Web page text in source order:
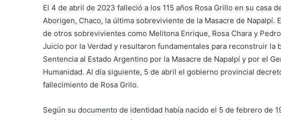
El 4 de abril de 2023 falleció a los 115 años Rosa Grillo en su casa
Aborigen, Chaco, la última sobreviviente de la Masacre de Napalpí.
de otros sobrevivientes como Melitona Enrique, Rosa Chara y
Juicio por la Verdad y resultaron fundamentales para reconstruir la
Sentencia al Estado Argentino por la Masacre de Napalpí y por el
Humanidad. Al día siguiente, 5 de abril el gobierno provincial
fallecimiento de Rosa Grilo.
Según su documento de identidad había nacido el 5 de febrero de